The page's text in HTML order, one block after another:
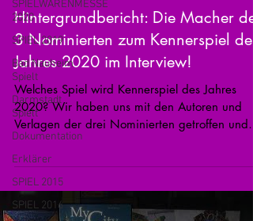
SPIELWARENMESSE
2020
SPIEL 2019
Bad Nauheim
Spielt
Darmstadt
Spielt
Dokumentation
Erklärer
SPIEL 2015
SPIEL 2016
Hintergrundbericht: Die Macher der
3 Nominierten zum Kennerspiel des
Jahres 2020 im Interview!
Welches Spiel wird Kennerspiel des Jahres
2020? Wir haben uns mit den Autoren und
Verlagen der drei Nominierten getroffen und
die...